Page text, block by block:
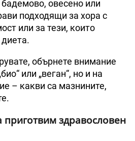
овесено или
подходящи за хора с
или за тези, които
обърнете внимание
или „веган“, но и на
– какви са мазнините,
здравословен